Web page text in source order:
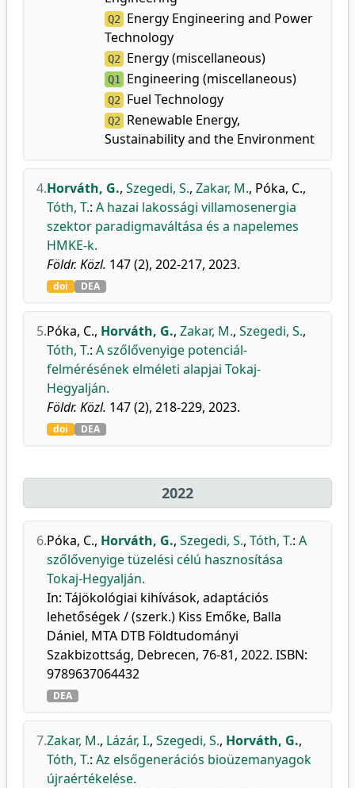
Q2
Energy Engineering and Power
Technology
Q2 Energy (miscellaneous)
Q1 Engineering (miscellaneous)
Q2 Fuel Technology
Q2
Renewable Energy,
Sustainability and the Environment
4.Horváth, G., Szegedi, S., Zakar, M., Póka, C.,
Tóth, T.: A hazai lakossági villamosenergia
szektor paradigmaváltása és a napelemes
HMKE-k.
Földr. Közl. 147 (2), 202-217, 2023.
doi DEA
5.Póka, C., Horváth, G., Zakar, M., Szegedi, S.,
Tóth, T.: A szőlővenyige potenciál-
felmérésének elméleti alapjai Tokaj-
Hegyalján.
Földr. Közl. 147 (2), 218-229, 2023.
doi DEA
2022
6.Póka, C., Horváth, G., Szegedi, S., Tóth, T.: A
szőlővenyige tüzelési célú hasznosítása
Tokaj-Hegyalján.
In: Tájökológiai kihívások, adaptációs
lehetőségek / (szerk.) Kiss Emőke, Balla
Dániel, MTA DTB Földtudományi
Szakbizottság, Debrecen, 76-81, 2022. ISBN:
9789637064432
DEA
7.Zakar, M., Lázár, I., Szegedi, S., Horváth, G.,
Tóth, T.: Az elsőgenerációs bioüzemanyagok
újraértékelése.